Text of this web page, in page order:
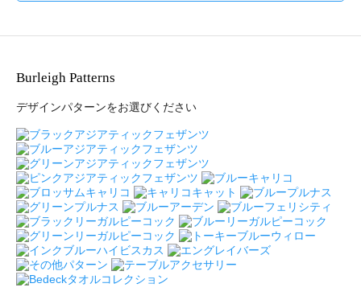
Burleigh Patterns
デザインパターンをお選びください